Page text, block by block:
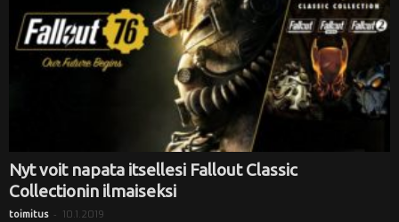
Nyt voit napata itsellesi Fallout Classic
Collectionin ilmaiseksi
toimitus - 10.1.2019